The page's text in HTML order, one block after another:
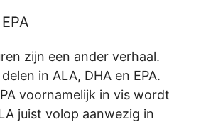
zijn een ander verhaal.
in ALA, DHA en EPA.
voornamelijk in vis wordt
juist volop aanwezig in